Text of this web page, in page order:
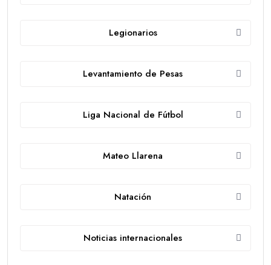
Legionarios
Levantamiento de Pesas
Liga Nacional de Fútbol
Mateo Llarena
Natación
Noticias internacionales